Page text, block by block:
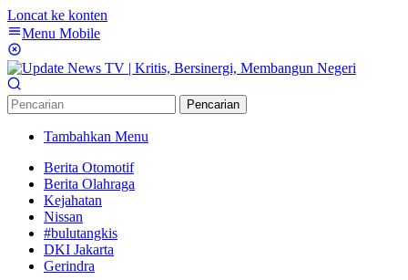
Loncat ke konten
Menu Mobile
Pencarian
Tambahkan Menu
Berita Otomotif
Berita Olahraga
Kejahatan
Nissan
#bulutangkis
DKI Jakarta
Gerindra